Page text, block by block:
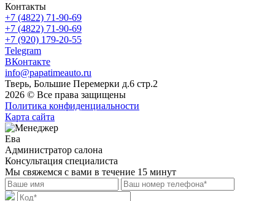
Контакты
+7 (4822) 71-90-69
+7 (4822) 71-90-69
+7 (920) 179-20-55
Telegram
ВКонтакте
info@papatimeauto.ru
Тверь, Большие Перемерки д.6 стр.2
2026 © Все права защищены
Политика конфиденциальности
Карта сайта
Ева
Администратор салона
Консультация специалиста
Мы свяжемся с вами в течение 15 минут